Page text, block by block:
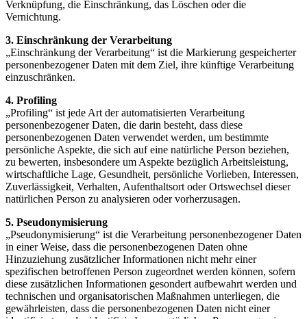
Verknüpfung, die Einschränkung, das Löschen oder die
Vernichtung.
3. Einschränkung der Verarbeitung
„Einschränkung der Verarbeitung“ ist die Markierung gespeicherter
personenbezogener Daten mit dem Ziel, ihre künftige Verarbeitung
einzuschränken.
4. Profiling
„Profiling“ ist jede Art der automatisierten Verarbeitung
personenbezogener Daten, die darin besteht, dass diese
personenbezogenen Daten verwendet werden, um bestimmte
persönliche Aspekte, die sich auf eine natürliche Person beziehen,
zu bewerten, insbesondere um Aspekte bezüglich Arbeitsleistung,
wirtschaftliche Lage, Gesundheit, persönliche Vorlieben, Interessen,
Zuverlässigkeit, Verhalten, Aufenthaltsort oder Ortswechsel dieser
natürlichen Person zu analysieren oder vorherzusagen.
5. Pseudonymisierung
„Pseudonymisierung“ ist die Verarbeitung personenbezogener Daten
in einer Weise, dass die personenbezogenen Daten ohne
Hinzuziehung zusätzlicher Informationen nicht mehr einer
spezifischen betroffenen Person zugeordnet werden können, sofern
diese zusätzlichen Informationen gesondert aufbewahrt werden und
technischen und organisatorischen Maßnahmen unterliegen, die
gewährleisten, dass die personenbezogenen Daten nicht einer